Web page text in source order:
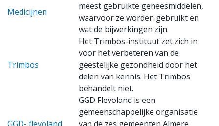
Medicijnen
meest gebruikte geneesmiddelen,
waarvoor ze worden gebruikt en
wat de bijwerkingen zijn.
Trimbos
Het Trimbos-instituut zet zich in
voor het verbeteren van de
geestelijke gezondheid door het
delen van kennis. Het Trimbos
behandelt niet.
GGD- flevoland
GGD Flevoland is een
gemeenschappelijke organisatie
van de zes gemeenten Almere,